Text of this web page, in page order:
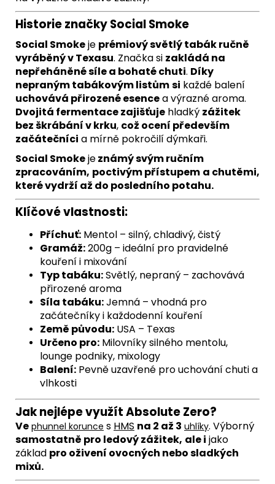
Historie značky Social Smoke
Social Smokeje prémiový světlý tabák ručně
vyráběný v Texasu. Značka si zakládá na
nepřeháněné síle a bohaté chuti. Díky
nepraným tabákovým listůmsi každé balení
uchovává přirozené esencea výrazné aroma.
Dvojitá fermentace zajišťuje hladký zážitek
bez škrábání v krku, což ocení především
začátečníci a mírně pokročilí dýmkaři.
Social Smokejeznámý svým ručním
zpracováním, poctivým přístupem a chutěmi,
které vydrží až do posledního potahu.
Klíčové vlastnosti:
Příchuť: Mentol – silný, chladivý, čistý
Gramáž:200g – ideální pro pravidelné
kouření i mixování
Typ tabáku:Světlý, nepraný – zachovává
přirozené aroma
Síla tabáku:Jemná – vhodná pro
začátečníky i každodenní kouření
Země původu: USA – Texas
Určeno pro: Milovníky silného mentolu,
lounge podniky, mixology
Balení: Pevně uzavřené pro uchování chuti a
vlhkosti
Jak nejlépe využítAbsolute Zero?
Ve phunnel korunce s HMS na 2 až 3 uhlíky. Výborný
samostatně pro ledový zážitek, ale i jako
základ pro oživení ovocných nebo sladkých
mixů.